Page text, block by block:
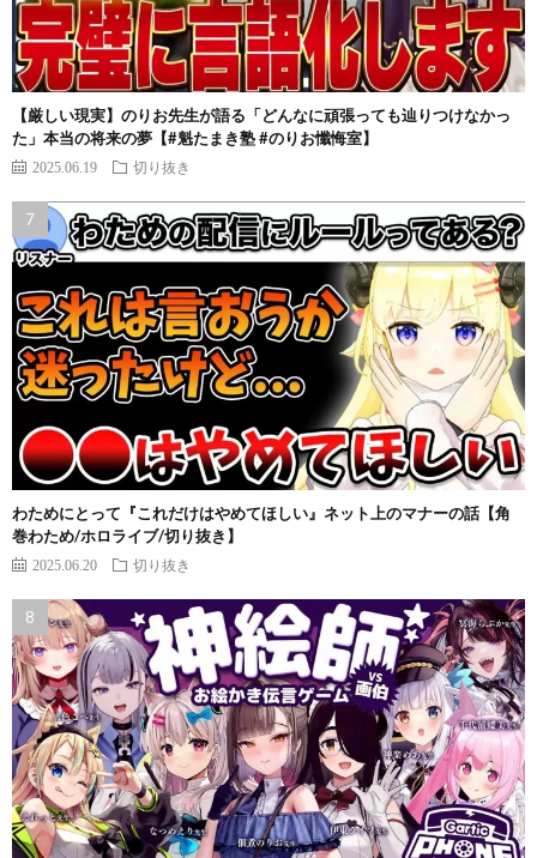
【厳しい現実】のりお先生が語る「どんなに頑張っても辿りつけなかっ
た」本当の将来の夢【#魁たまき塾 #のりお懺悔室】
2025.06.19 切り抜き
わためにとって『これだけはやめてほしい』ネット上のマナーの話【角
巻わため/ホロライブ/切り抜き】
2025.06.20 切り抜き